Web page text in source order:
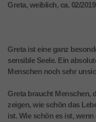
Greta, weiblich, ca. 02/
Greta ist eine ganz
sensible Seele. Ein
Menschen noch sehr
Greta braucht Menschen,
zeigen, wie schön das
ist. Wie schön es ist,